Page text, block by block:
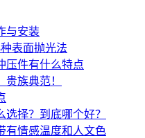
与安装
表面抛光法
压件有什么特点
族典范！
择？到底哪个好？
情感温度和人文色